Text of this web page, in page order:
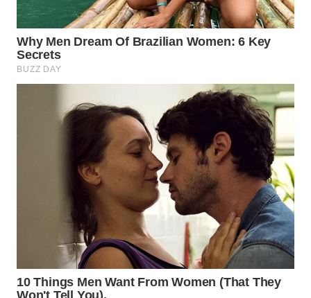
Wahana
Media
Group
WAHANA
WAHANA
INFRASTRUKTUR
WAHANA